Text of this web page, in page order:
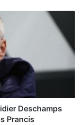
Deschamps
Prancis